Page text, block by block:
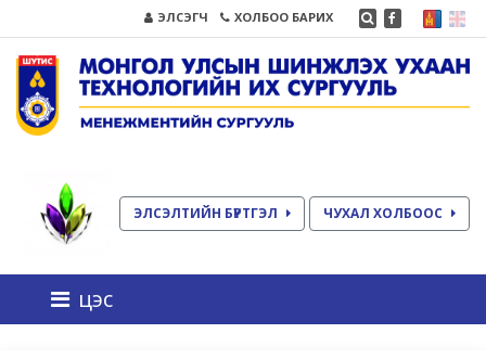
ЭЛСЭГЧ ХОЛБОО БАРИХ
ЭЛСЭЛТИЙН БҮРТГЭЛ ЧУХАЛ ХОЛБООС
цэс